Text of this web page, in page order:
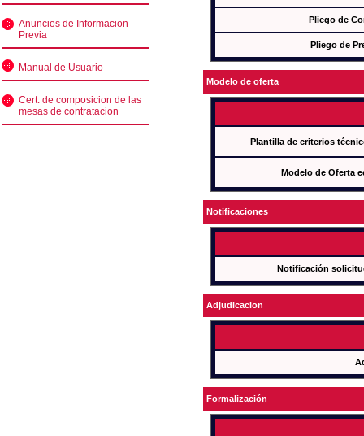
Anuncios de Informacion
Previa
Manual de Usuario
Cert. de composicion de las
mesas de contratacion
Pliego de
Pliego de
Modelo de oferta
Plantilla de criterios
Modelo de Oferta
Notificaciones
Notificación
Adjudicacion
Formalización